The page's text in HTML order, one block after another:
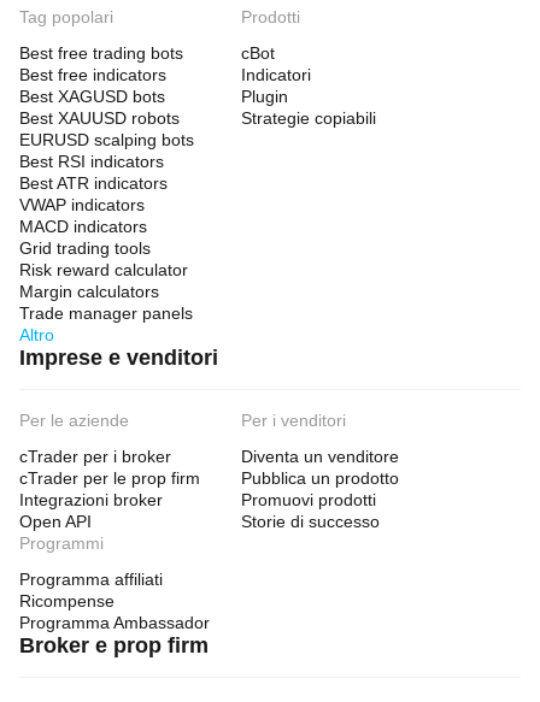
Tag popolari
Best free trading bots
Best free indicators
Best XAGUSD bots
Best XAUUSD robots
EURUSD scalping bots
Best RSI indicators
Best ATR indicators
VWAP indicators
MACD indicators
Grid trading tools
Risk reward calculator
Margin calculators
Trade manager panels
Altro
Prodotti
cBot
Indicatori
Plugin
Strategie copiabili
Imprese e venditori
Per le aziende
cTrader per i broker
cTrader per le prop firm
Integrazioni broker
Open API
Per i venditori
Diventa un venditore
Pubblica un prodotto
Promuovi prodotti
Storie di successo
Programmi
Programma affiliati
Ricompense
Programma Ambassador
Broker e prop firm